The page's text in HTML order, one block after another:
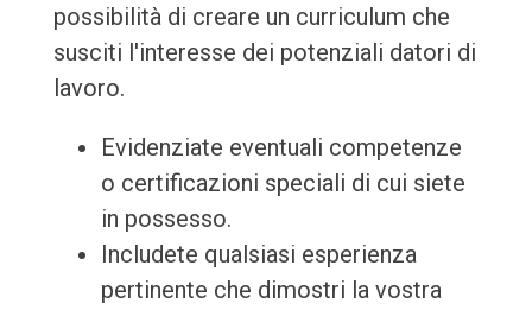
possibilità di creare un curriculum che
susciti l'interesse dei potenziali datori di
lavoro.
Evidenziate eventuali competenze
o certificazioni speciali di cui siete
in possesso.
Includete qualsiasi esperienza
pertinente che dimostri la vostra